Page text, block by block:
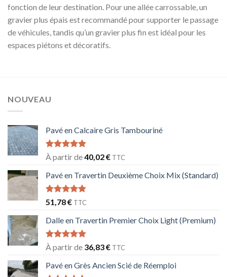
fonction de leur destination. Pour une allée carrossable, un
gravier plus épais est recommandé pour supporter le passage
de véhicules, tandis qu’un gravier plus fin est idéal pour les
espaces piétons et décoratifs.
NOUVEAU
Pavé en Calcaire Gris Tambouriné
Note5.00
sur 5
À partir de40,02€ TTC
Pavé en Travertin Deuxième Choix Mix (Standard)
Note5.00
sur 5
51,78€ TTC
Dalle en Travertin Premier Choix Light (Premium)
Note5.00
sur 5
À partir de 36,83€ TTC
Pavé en Grès Ancien Scié de Réemploi